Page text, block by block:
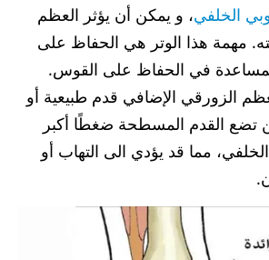
الخلفي، و يمكن أن يؤثر العظم
مهمة هذا الوتر هي الحفاظ على
في الحفاظ على القوس.
الزورقي الإضافي قدم طبيعية أو
تضع القدم المسطحة ضغطًا أكبر
مما قد يؤدي الى التهاب أو